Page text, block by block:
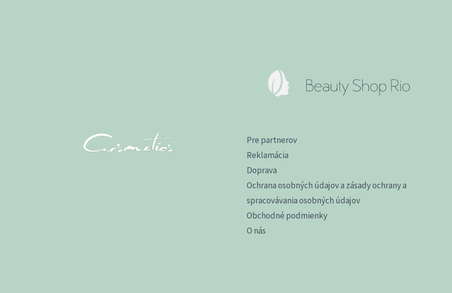
Pre partnerov
Reklamácia
Doprava
Ochrana osobných údajov a zásady ochrany a
spracovávania osobných údajov
Obchodné podmienky
O nás